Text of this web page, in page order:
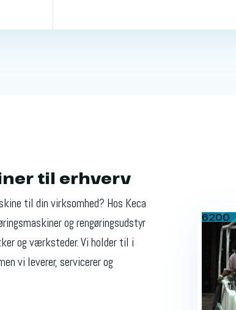
til erhverv
til din virksomhed? Hos Keca
og rengøringsudstyr
og værksteder. Vi holder til i
vi leverer, servicerer og
6200